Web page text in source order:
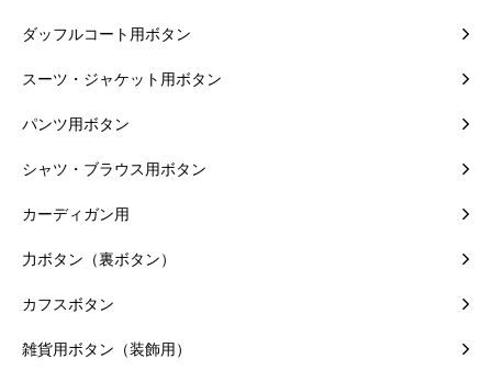
ダッフルコート用ボタン
スーツ・ジャケット用ボタン
パンツ用ボタン
シャツ・ブラウス用ボタン
カーディガン用
力ボタン（裏ボタン）
カフスボタン
雑貨用ボタン（装飾用）